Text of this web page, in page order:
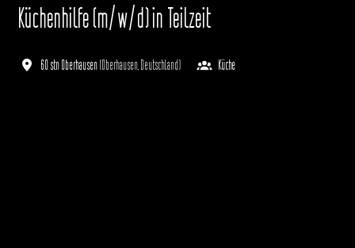
Küchenhilfe (m/w/d) in Teilzeit
60 stn Oberhausen(Oberhausen Deutschland) Küche